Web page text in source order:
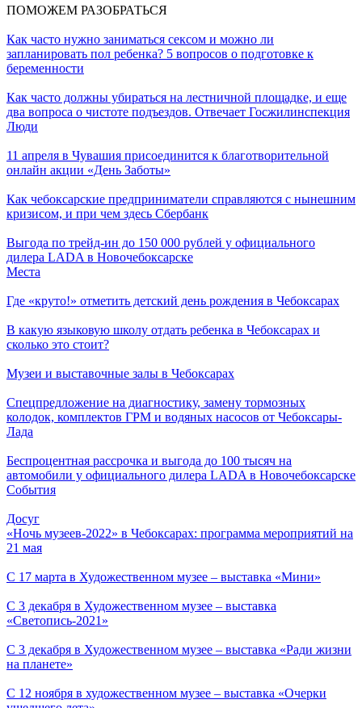
ПОМОЖЕМ РАЗОБРАТЬСЯ
Как часто нужно заниматься сексом и можно ли
запланировать пол ребенка? 5 вопросов о подготовке к
беременности
Как часто должны убираться на лестничной площадке, и еще
два вопроса о чистоте подъездов. Отвечает Госжилинспекция
Люди
11 апреля в Чувашия присоединится к благотворительной
онлайн акции «День Заботы»
Как чебоксарские предприниматели справляются с нынешним
кризисом, и при чем здесь Сбербанк
Выгода по трейд-ин до 150 000 рублей у официального
дилера LADA в Новочебоксарске
Места
Где «круто!» отметить детский день рождения в Чебоксарах
В какую языковую школу отдать ребенка в Чебоксарах и
сколько это стоит?
Музеи и выставочные залы в Чебоксарах
Спецпредложение на диагностику, замену тормозных
колодок, комплектов ГРМ и водяных насосов от Чебоксары-
Лада
Беспроцентная рассрочка и выгода до 100 тысяч на
автомобили у официального дилера LADA в Новочебоксарске
События
Досуг
«Ночь музеев-2022» в Чебоксарах: программа мероприятий на
21 мая
С 17 марта в Художественном музее – выставка «Мини»
С 3 декабря в Художественном музее – выставка
«Светопись-2021»
С 3 декабря в Художественном музее – выставка «Ради жизни
на планете»
С 12 ноября в художественном музее – выставка «Очерки